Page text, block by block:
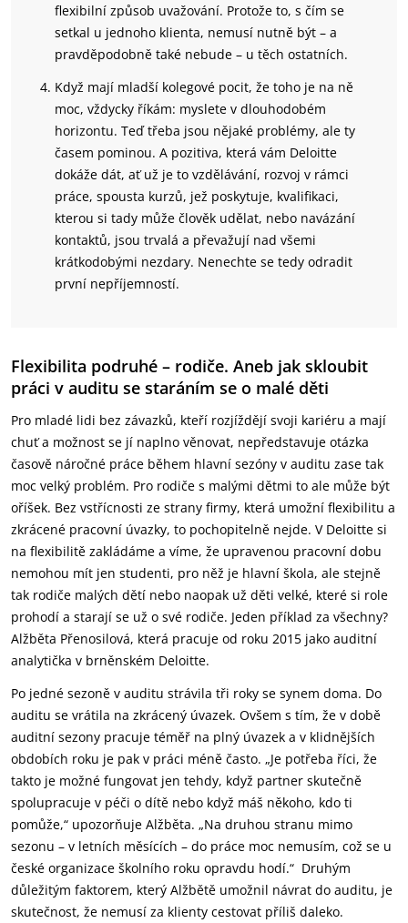
flexibilní způsob uvažování. Protože to, s čím se
setkal u jednoho klienta, nemusí nutně být – a
pravděpodobně také nebude – u těch ostatních.
Když mají mladší kolegové pocit, že toho je na ně
moc, vždycky říkám: myslete v dlouhodobém
horizontu. Teď třeba jsou nějaké problémy, ale ty
časem pominou. A pozitiva, která vám Deloitte
dokáže dát, ať už je to vzdělávání, rozvoj v rámci
práce, spousta kurzů, jež poskytuje, kvalifikaci,
kterou si tady může člověk udělat, nebo navázání
kontaktů, jsou trvalá a převažují nad všemi
krátkodobými nezdary. Nenechte se tedy odradit
první nepříjemností.
Flexibilita podruhé – rodiče. Aneb jak skloubit
práci v auditu se staráním se o malé děti
Pro mladé lidi bez závazků, kteří rozjíždějí svoji kariéru a mají
chuť a možnost se jí naplno věnovat, nepředstavuje otázka
časově náročné práce během hlavní sezóny v auditu zase tak
moc velký problém. Pro rodiče s malými dětmi to ale může být
oříšek. Bez vstřícnosti ze strany firmy, která umožní flexibilitu a
zkrácené pracovní úvazky, to pochopitelně nejde. V Deloitte si
na flexibilitě zakládáme a víme, že upravenou pracovní dobu
nemohou mít jen studenti, pro něž je hlavní škola, ale stejně
tak rodiče malých dětí nebo naopak už děti velké, které si role
prohodí a starají se už o své rodiče. Jeden příklad za všechny?
Alžběta Přenosilová, která pracuje od roku 2015 jako auditní
analytička v brněnském Deloitte.
Po jedné sezoně v auditu strávila tři roky se synem doma. Do
auditu se vrátila na zkrácený úvazek. Ovšem s tím, že v době
auditní sezony pracuje téměř na plný úvazek a v klidnějších
obdobích roku je pak v práci méně často. „Je potřeba říci, že
takto je možné fungovat jen tehdy, když partner skutečně
spolupracuje v péči o dítě nebo když máš někoho, kdo ti
pomůže,“ upozorňuje Alžběta. „Na druhou stranu mimo
sezonu – v letních měsících – do práce moc nemusím, což se u
české organizace školního roku opravdu hodí.“ Druhým
důležitým faktorem, který Alžbětě umožnil návrat do auditu, je
skutečnost, že nemusí za klienty cestovat příliš daleko.